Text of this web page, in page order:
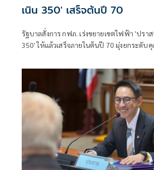
เนิน 350' เสร็จต้นปี 70
รัฐบาลสั่งการ กฟภ. เร่งขยายเขตไฟฟ้า 'ปรา
350' ให้แล้วเสร็จภายในต้นปี 70 มุ่งยกระดับ